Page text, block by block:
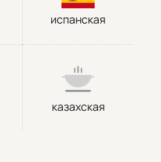
испанская
казахская